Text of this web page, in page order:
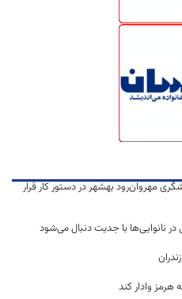
مهروان‌رود بهشهر در دستور کار قرار
در نانوایی‌ها با جدیت دنبال می‌شود
هرمز وادار کند